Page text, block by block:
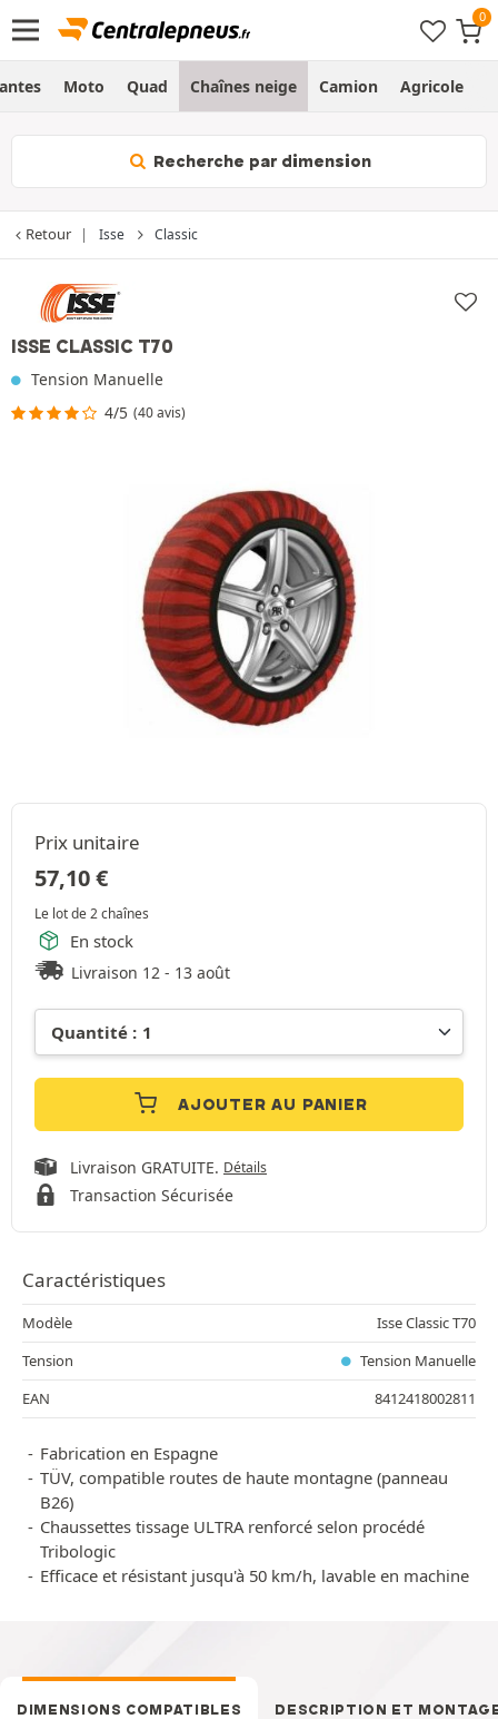
Moto Quad Chaînes neige Camion Agricole
Recherche par dimension
Retour Isse Classic
ISSE CLASSIC T70
Tension Manuelle
4/5 (40 avis)
Prix unitaire
57,10€
Le lot de 2 chaînes
En stock
Livraison 12 - 13 août
AJOUTER AU PANIER
Livraison GRATUITE. Détails
Transaction Sécurisée
Caractéristiques
Modèle
Isse Classic T70
Tension
Tension Manuelle
EAN
8412418002811
Fabrication en Espagne
TÜV, compatible routes de haute montagne (panneau
B26)
Chaussettes tissage ULTRA renforcé selon procédé
Tribologic
Efficace et résistant jusqu'à 50 km/h, lavable en machine
DIMENSIONS COMPATIBLES DESCRIPTION ET